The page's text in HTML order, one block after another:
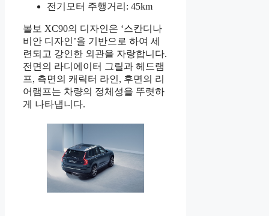
전기모터 주행거리: 45km
볼보 XC90의 디자인은 ‘스칸디나
비안 디자인’을 기반으로 하여 세
련되고 강인한 외관을 자랑합니다.
전면의 라디에이터 그릴과 헤드램
프, 측면의 캐릭터 라인, 후면의 리
어램프는 차량의 정체성을 뚜렷하
게 나타냅니다.